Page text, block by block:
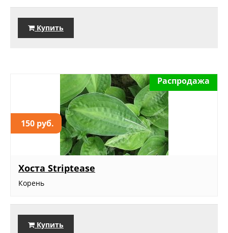
Купить
150 руб.
Распродажа
Хоста Striptease
Корень
Купить